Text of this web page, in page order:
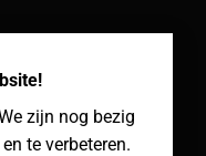
zijn nog bezig
te verbeteren.